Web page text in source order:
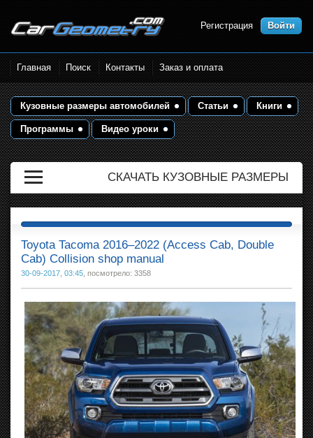
Размеры кузова автомобилей.
Контрольные точки и кузовные
размеры. Геометрия кузова
Регистрация Войти
Главная Поиск Контакты Заказ и оплата
Кузовные размеры автомобилей Статьи Книги
Программы Видео уроки
СКАЧАТЬ КУЗОВНЫЕ РАЗМЕРЫ
Toyota Tacoma 2016–2022 (Access Cab, Double
Cab) Collision shop manual
30-09-2017, 03:45 , посмотрело: 3358